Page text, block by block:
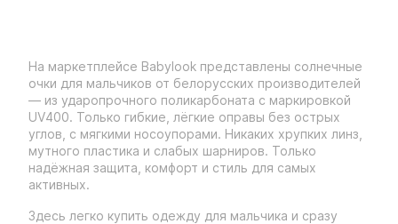
На маркетплейсе Babylook представлены солнечные
очки для мальчиков от белорусских производителей
— из ударопрочного поликарбоната с маркировкой
UV400. Только гибкие, лёгкие оправы без острых
углов, с мягкими носоупорами. Никаких хрупких линз,
мутного пластика и слабых шарниров. Только
надёжная защита, комфорт и стиль для самых
активных.
Здесь легко купить одежду для мальчика и сразу